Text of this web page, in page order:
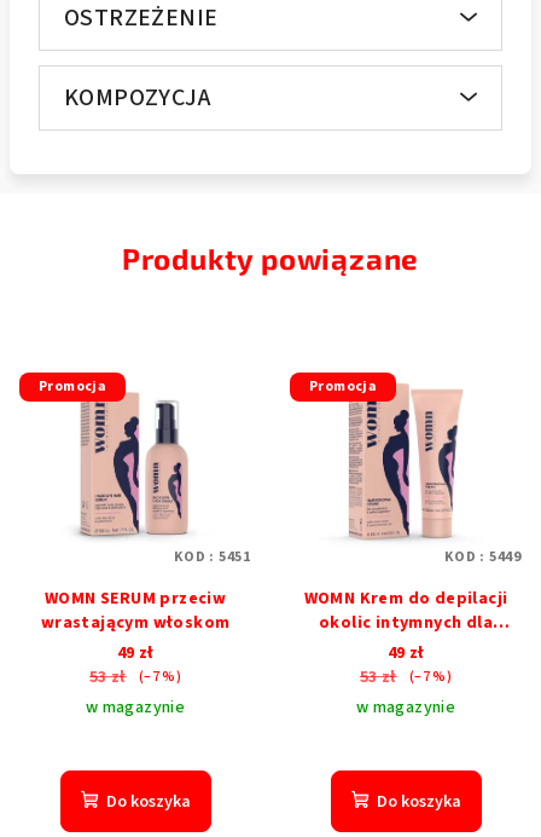
OSTRZEŻENIE
KOMPOZYCJA
Produkty powiązane
Promocja
WOMN SERUM przeciw
wrastającym włoskom
49 zł
53 zł
(–7 %)
w magazynie
Do koszyka
KOD : 5451
Promocja
WOMN Krem do depilacji
okolic intymnych dla
kobiet
49 zł
53 zł
(–7 %)
w magazynie
Do koszyka
KOD : 5449